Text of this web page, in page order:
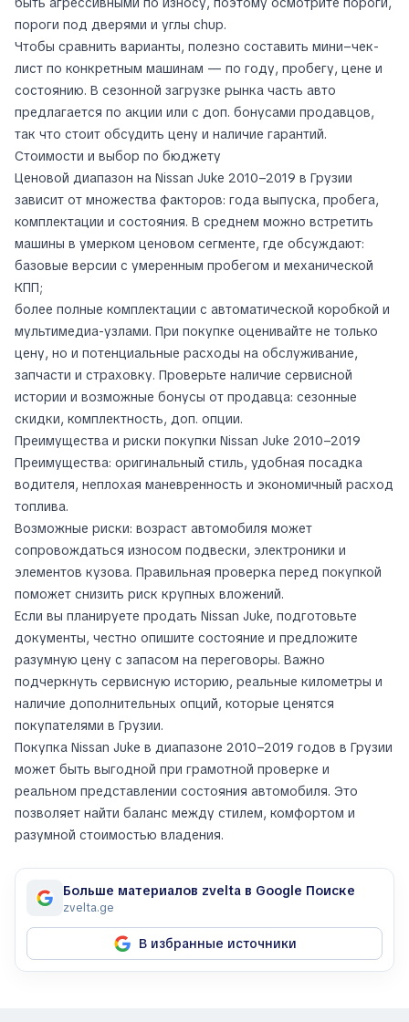
пороги под дверями и углы chup.
Чтобы сравнить варианты, полезно составить мини–чек-
лист по конкретным машинам — по году, пробегу, цене и
состоянию. В сезонной загрузке рынка часть авто
предлагается по акции или с доп. бонусами продавцов,
так что стоит обсудить цену и наличие гарантий.
Стоимости и выбор по бюджету
Ценовой диапазон на Nissan Juke 2010–2019 в Грузии
зависит от множества факторов: года выпуска, пробега,
комплектации и состояния. В среднем можно встретить
машины в умерком ценовом сегменте, где обсуждают:
базовые версии с умеренным пробегом и механической
КПП;
более полные комплектации с автоматической коробкой и
мультимедиа-узлами. При покупке оценивайте не только
цену, но и потенциальные расходы на обслуживание,
запчасти и страховку. Проверьте наличие сервисной
истории и возможные бонусы от продавца: сезонные
скидки, комплектность, доп. опции.
Преимущества и риски покупки Nissan Juke 2010–2019
Преимущества: оригинальный стиль, удобная посадка
водителя, неплохая маневренность и экономичный расход
топлива.
Возможные риски: возраст автомобиля может
сопровождаться износом подвески, электроники и
элементов кузова. Правильная проверка перед покупкой
поможет снизить риск крупных вложений.
Если вы планируете продать Nissan Juke, подготовьте
документы, честно опишите состояние и предложите
разумную цену с запасом на переговоры. Важно
подчеркнуть сервисную историю, реальные километры и
наличие дополнительных опций, которые ценятся
покупателями в Грузии.
Покупка Nissan Juke в диапазоне 2010–2019 годов в Грузии
может быть выгодной при грамотной проверке и
реальном представлении состояния автомобиля. Это
позволяет найти баланс между стилем, комфортом и
разумной стоимостью владения.
Больше материалов zvelta в Google Поиске
zvelta.ge
В избранные источники